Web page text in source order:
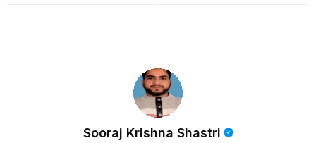
Sooraj Krishna Shastri